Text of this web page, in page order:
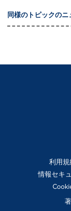
同様のトピックの
利用規
情報セキ